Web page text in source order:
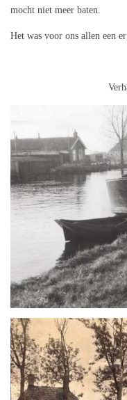
mocht niet meer baten.
Het was voor ons allen een